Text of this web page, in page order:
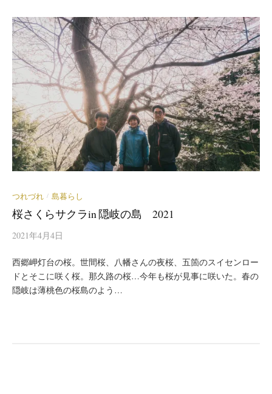
つれづれ / 島暮らし
桜さくらサクラin 隠岐の島 2021
2021年4月4日
西郷岬灯台の桜。世間桜、八幡さんの夜桜、五箇のスイセンロー
ドとそこに咲く桜。那久路の桜…今年も桜が見事に咲いた。春の
隠岐は薄桃色の桜島のよう…